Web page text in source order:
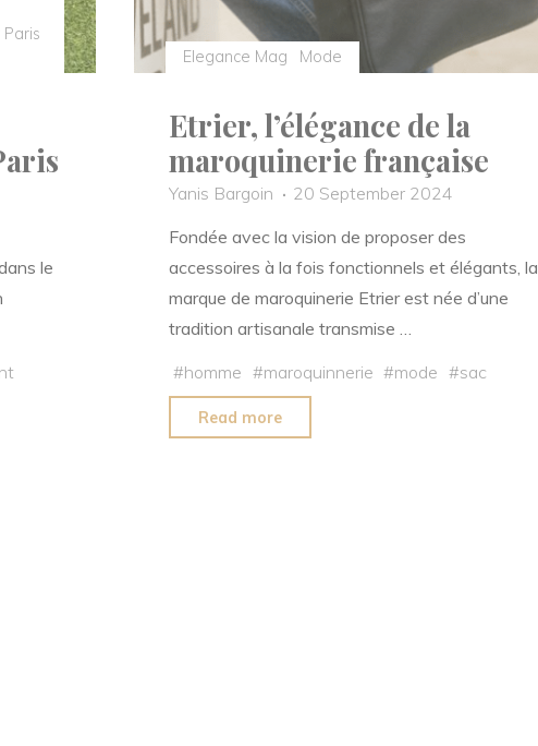
le
Elegance Mag Mode
Etrier, l’élégance de la
maroquinerie française
Yanis Bargoin
20 September 2024
Fondée avec la vision de proposer des
accessoires à la fois fonctionnels et élégants, la
marque de maroquinerie Etrier est née d’une
tradition artisanale transmise …
#homme #maroquinnerie #mode #sac
Read more